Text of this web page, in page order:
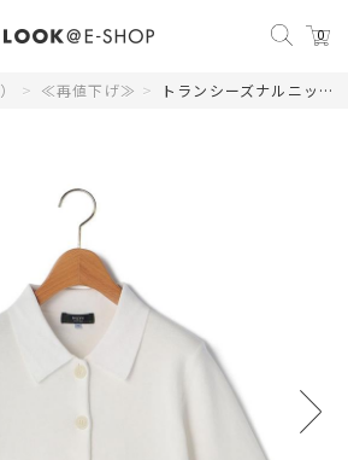
0
> ≪再値下げ≫ > トランシーズナルニットカーディガン